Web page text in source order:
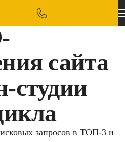
сайта
студии
запросов в ТОП-3 и